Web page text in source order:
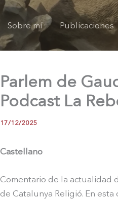
Sobre mí Publicaciones
Parlem de
Podcast La
17/12/2025
Castellano
Comentario de la actualidad
de Catalunya Religió. En